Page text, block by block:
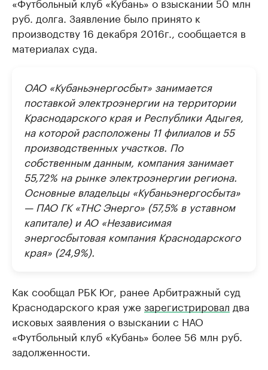
руб. долга. Заявление было принято к
производству 16 декабря 2016г., сообщается в
материалах суда.
ОАО «Кубаньэнергосбыт» занимается
поставкой электроэнергии на территории
Краснодарского края и Республики Адыгея,
на которой расположены 11 филиалов и 55
производственных участков. По
собственным данным, компания занимает
55,72% на рынке электроэнергии региона.
Основные владельцы «Кубаньэнергосбыта»
— ПАО ГК «ТНС Энерго» (57,5% в уставном
капитале) и АО «Независимая
энергосбытовая компания Краснодарского
края» (24,9%).
Как сообщал РБК Юг, ранее Арбитражный суд
Краснодарского края уже зарегистрировал два
исковых заявления о взыскании с НАО
«Футбольный клуб «Кубань» более 56 млн руб.
задолженности.